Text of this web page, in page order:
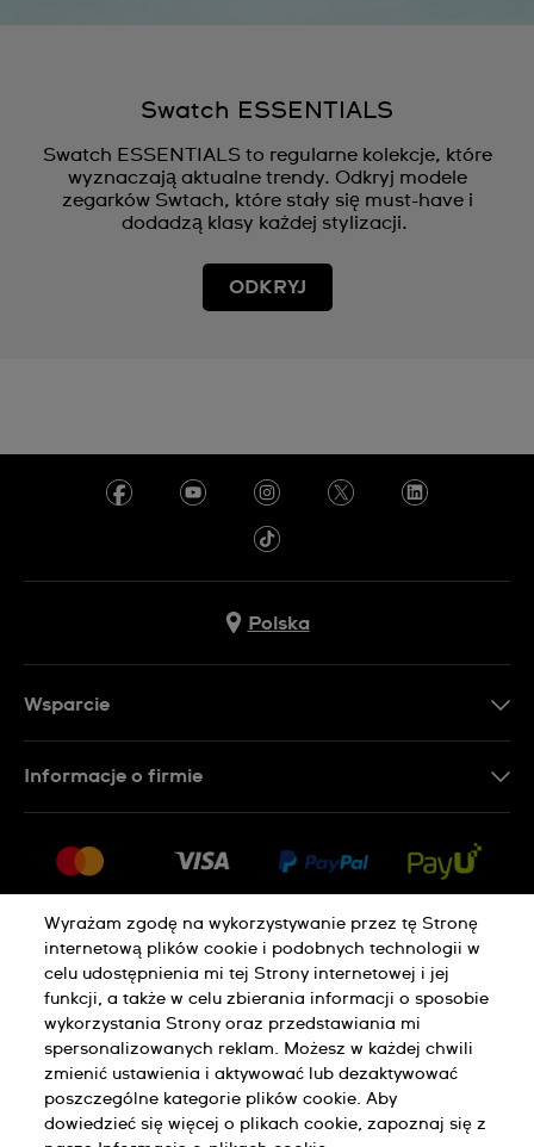
Swatch ESSENTIALS
Swatch ESSENTIALS to regularne kolekcje, które
wyznaczają aktualne trendy. Odkryj modele
zegarków Swtach, które stały się must-have i
dodadzą klasy każdej stylizacji.
ODKRYJ
Polska
Wsparcie
Zwroty i reklamacje
Warunki sprzedaży
Odstąp od umowy
Informacje o firmie
Praca
Polityka Prywatności Pliki Cookie
Regulamin Sklepu
Wyrażam zgodę na wykorzystywanie przez tę Stronę
internetową plików cookie i podobnych technologii w
celu udostępnienia mi tej Strony internetowej i jej
funkcji, a także w celu zbierania informacji o sposobie
wykorzystania Strony oraz przedstawiania mi
spersonalizowanych reklam. Możesz w każdej chwili
zmienić ustawienia i aktywować lub dezaktywować
poszczególne kategorie plików cookie. Aby
dowiedzieć się więcej o plikach cookie, zapoznaj się z